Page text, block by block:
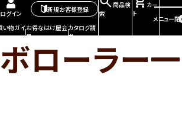
ログイン
新規お客様登録
い物ガイお得なはけ屋会
員
カタログ請
求
商品検
索
カー
ト
メニュー閉
ローラー一